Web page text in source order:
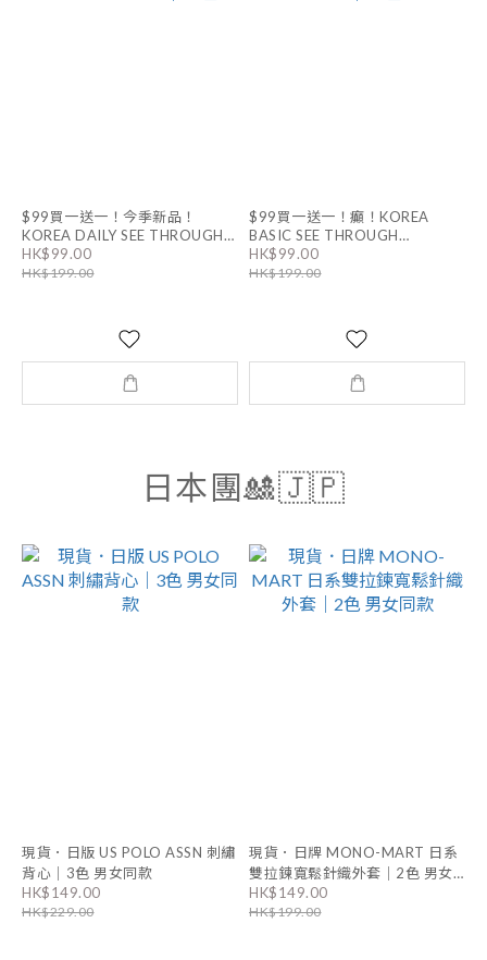
$99買一送一！今季新品！
KOREA DAILY SEE THROUGH
LAYERING SHORT SLEEVE｜11
色
HK$99.00
HK$199.00
$99買一送一！癲！KOREA
BASIC SEE THROUGH
LAYERING TOP｜11色
HK$99.00
HK$199.00
日本團🎎🇯🇵
現貨．日版 US POLO ASSN 刺繡
背心｜3色 男女同款
HK$149.00
HK$229.00
現貨．日牌 MONO-MART 日系
雙拉鍊寬鬆針織外套｜2色 男女
同款
HK$149.00
HK$199.00